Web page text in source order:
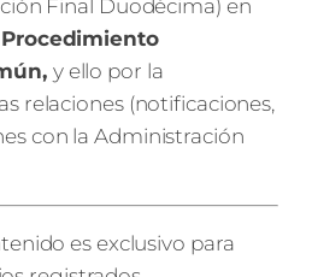
Final Duodécima) en
Procedimiento
y ello por la
relaciones (notificaciones,
con la Administración
es exclusivo para